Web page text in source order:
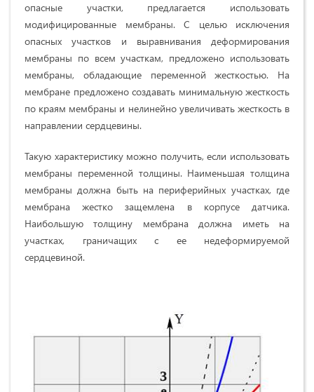
опасные участки, предлагается использовать
модифицированные мембраны. С целью исключения
опасных участков и выравнивания деформирования
мембраны по всем участкам, предложено использовать
мембраны, обладающие переменной жесткостью. На
мембране предложено создавать минимальную жесткость
по краям мембраны и нелинейно увеличивать жесткость в
направлении сердцевины.
Такую характеристику можно получить, если использовать
мембраны переменной толщины. Наименьшая толщина
мембраны должна быть на периферийных участках, где
мембрана жестко защемлена в корпусе датчика.
Наибольшую толщину мембрана должна иметь на
участках, граничащих с ее недеформируемой
сердцевиной.